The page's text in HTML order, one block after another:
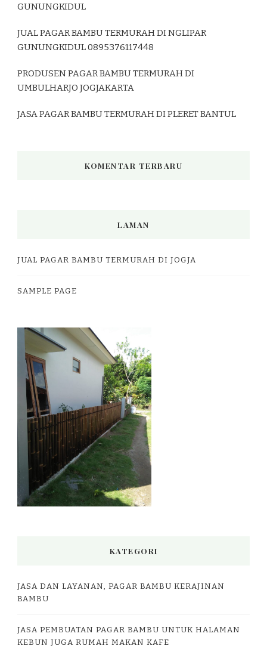
GUNUNGKIDUL
JUAL PAGAR BAMBU TERMURAH DI NGLIPAR
GUNUNGKIDUL 0895376117448
PRODUSEN PAGAR BAMBU TERMURAH DI
UMBULHARJO JOGJAKARTA
JASA PAGAR BAMBU TERMURAH DI PLERET BANTUL
KOMENTAR TERBARU
LAMAN
JUAL PAGAR BAMBU TERMURAH DI JOGJA
SAMPLE PAGE
KATEGORI
JASA DAN LAYANAN, PAGAR BAMBU KERAJINAN
BAMBU
JASA PEMBUATAN PAGAR BAMBU UNTUK HALAMAN
KEBUN JUGA RUMAH MAKAN KAFE